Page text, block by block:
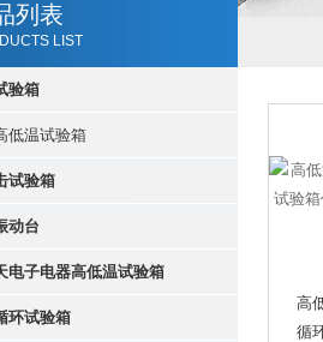
列表
LIST
验箱
低温试验箱
试验箱
动台
电子电器高低温试验箱
环试验箱
高
循